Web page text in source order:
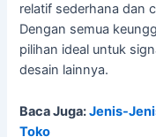
relatif sederhana dan
Dengan semua
pilihan ideal untuk
desain lainnya.
Baca Juga:Jenis-
Toko